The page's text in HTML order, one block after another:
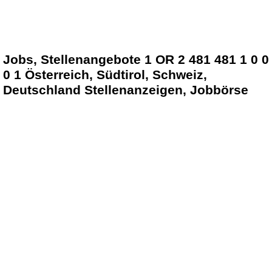
Jobs, Stellenangebote 1 OR 2 481 481 1 0 0
0 1 Österreich, Südtirol, Schweiz,
Deutschland Stellenanzeigen, Jobbörse